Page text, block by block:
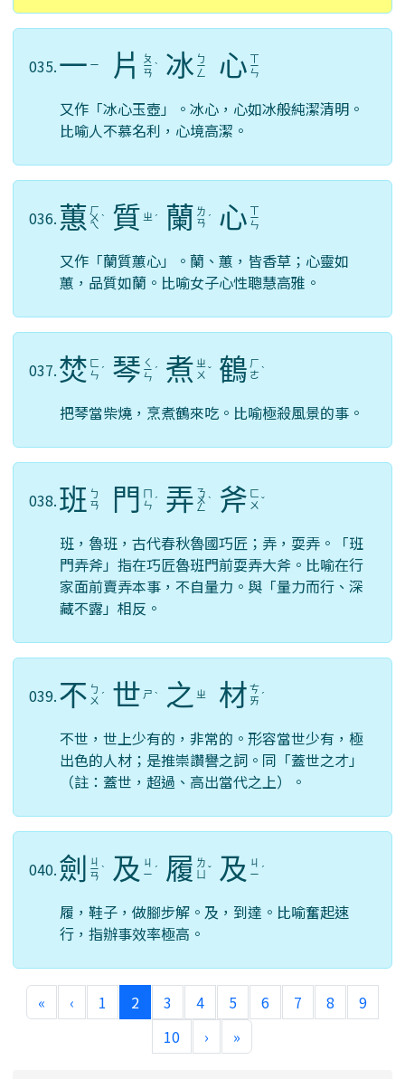
035.一 ㄧ 片 ㄆ
ㄧ
ㄢ
ˋ 冰 ㄅ
ㄧ
ㄥ 心 ㄒ
ㄧ
ㄣ
又作「冰心玉壺」。冰心，心如冰般純潔清明。
比喻人不慕名利，心境高潔。
036. 蕙 ㄏ
ㄨ
ㄟ
ˋ 質 ㄓ ˊ 蘭 ㄌ
ㄢ ˊ 心 ㄒ
ㄧ
ㄣ
又作「蘭質蕙心」。蘭、蕙，皆香草；心靈如
蕙，品質如蘭。比喻女子心性聰慧高雅。
037.焚 ㄈ
ㄣ ˊ 琴 ㄑ
ㄧ
ㄣ
ˊ 煮 ㄓ
ㄨ ˇ 鶴 ㄏ
ㄜ ˋ
把琴當柴燒，烹煮鶴來吃。比喻極殺風景的事。
038.班 ㄅ
ㄢ
門
ㄇ
ㄣ ˊ 弄 ㄋ
ㄨ
ㄥ
ˋ 斧 ㄈ
ㄨ ˇ
班，魯班，古代春秋魯國巧匠；弄，耍弄。「班
門弄斧」指在巧匠魯班門前耍弄大斧。比喻在行
家面前賣弄本事，不自量力。與「量力而行、深
藏不露」相反。
039.不 ㄅ
ㄨ ˊ 世 ㄕ ˋ 之 ㄓ 材 ㄘ
ㄞ ˊ
不世，世上少有的，非常的。形容當世少有，極
出色的人材；是推崇讚譽之詞。同「蓋世之才」
（註：蓋世，超過、高出當代之上）。
040.劍 ㄐ
ㄧ
ㄢ
ˋ 及 ㄐ
ㄧ ˊ 履 ㄌ
ˇ 及 ㄐ
ㄧ ˊ
履，鞋子，做腳步解。及，到達。比喻奮起速
行，指辦事效率極高。
« ‹ 1 2(current)
3 4 5 6 7 8
9
10
› »